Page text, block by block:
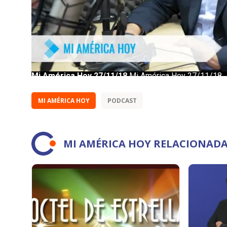
MI AMÉRICA HOY PODCAST
MI AMÉRICA HOY